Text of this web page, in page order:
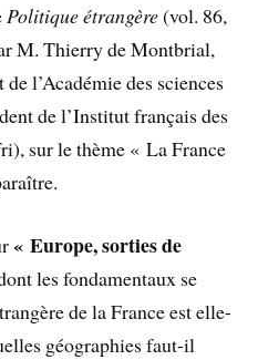
Politique étrangère(vol. 86,
M. Thierry de Montbrial,
l’Académie des sciences
de l’Institut français des
sur le thème « La France
« Europe, sorties de
les fondamentaux se
de la France est elle-
géographies faut-il